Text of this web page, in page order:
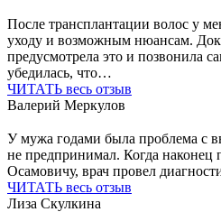
После трансплантации волос у
уходу и возможным нюансам.
предусмотрела это и позвонила
убедилась, что…
ЧИТАТЬ весь отзыв
Валерий Меркулов
У мужа годами была проблема с
не предпринимал. Когда
Осамовичу, врач провел
ЧИТАТЬ весь отзыв
Лиза Скулкина